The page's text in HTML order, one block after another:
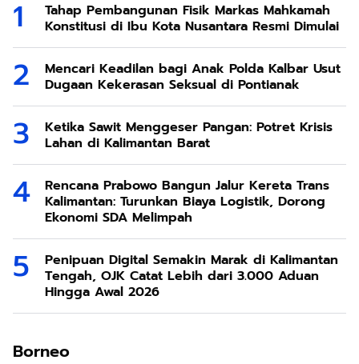
Tahap Pembangunan Fisik Markas Mahkamah
Konstitusi di Ibu Kota Nusantara Resmi Dimulai
Mencari Keadilan bagi Anak Polda Kalbar Usut
Dugaan Kekerasan Seksual di Pontianak
Ketika Sawit Menggeser Pangan: Potret Krisis
Lahan di Kalimantan Barat
Rencana Prabowo Bangun Jalur Kereta Trans
Kalimantan: Turunkan Biaya Logistik, Dorong
Ekonomi SDA Melimpah
Penipuan Digital Semakin Marak di Kalimantan
Tengah, OJK Catat Lebih dari 3.000 Aduan
Hingga Awal 2026
Borneo